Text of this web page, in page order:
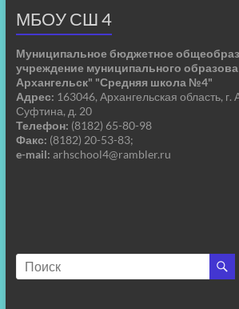
МБОУ СШ 4
Муниципальное бюджетное
учреждение муниципального
Архангельск" "Средняя школа №4"
Адрес: 163046, Архангельская область, г.
Суфтина, д. 20
Телефон: (8182) 65-80-98
Факс: (8182) 20-53-83;
e-mail: arhschool4@rambler.ru